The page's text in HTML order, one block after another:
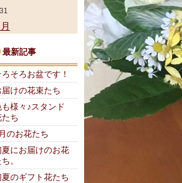
31
最新記事
ろそろお盆です！
届けの花束たち
も様々♪スタンド
たち
のお花たち
夏にお届けのお花
。
夏のギフト花たち